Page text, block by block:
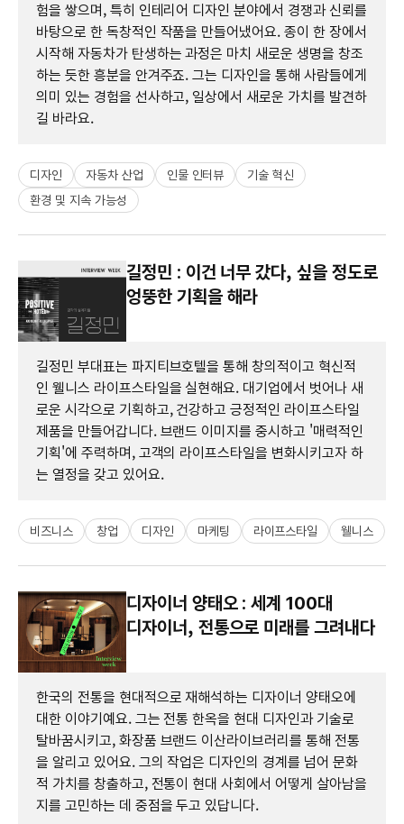
험을 쌓으며, 특히 인테리어 디자인 분야에서 경쟁과 신뢰를
바탕으로 한 독창적인 작품을 만들어냈어요. 종이 한 장에서
시작해 자동차가 탄생하는 과정은 마치 새로운 생명을 창조
하는 듯한 흥분을 안겨주죠. 그는 디자인을 통해 사람들에게
의미 있는 경험을 선사하고, 일상에서 새로운 가치를 발견하
길 바라요.
디자인 자동차 산업 인물 인터뷰
기술 혁신
환경 및 지속 가능성
길정민 : 이건 너무 갔다, 싶을 정도로
엉뚱한 기획을 해라
길정민 부대표는 파지티브호텔을 통해 창의적이고 혁신적
인 웰니스 라이프스타일을 실현해요. 대기업에서 벗어나 새
로운 시각으로 기획하고, 건강하고 긍정적인 라이프스타일
제품을 만들어갑니다. 브랜드 이미지를 중시하고 '매력적인
기획'에 주력하며, 고객의 라이프스타일을 변화시키고자 하
는 열정을 갖고 있어요.
비즈니스 창업 디자인 마케팅 라이프스타일 웰니스
디자이너 양태오 : 세계 100대
디자이너, 전통으로 미래를 그려내다
한국의 전통을 현대적으로 재해석하는 디자이너 양태오에
대한 이야기예요. 그는 전통 한옥을 현대 디자인과 기술로
탈바꿈시키고, 화장품 브랜드 이산라이브러리를 통해 전통
을 알리고 있어요. 그의 작업은 디자인의 경계를 넘어 문화
적 가치를 창출하고, 전통이 현대 사회에서 어떻게 살아남을
지를 고민하는 데 중점을 두고 있답니다.